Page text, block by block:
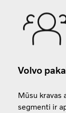
Volvo
Mūsu kravas
segmenti ir